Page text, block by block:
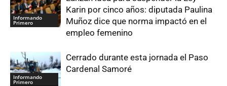
Informando
Primero
Karin por cinco años: diputada Paulina
Muñoz dice que norma impactó en el
empleo femenino
Informando
Primero
Cerrado durante esta jornada el Paso
Cardenal Samoré